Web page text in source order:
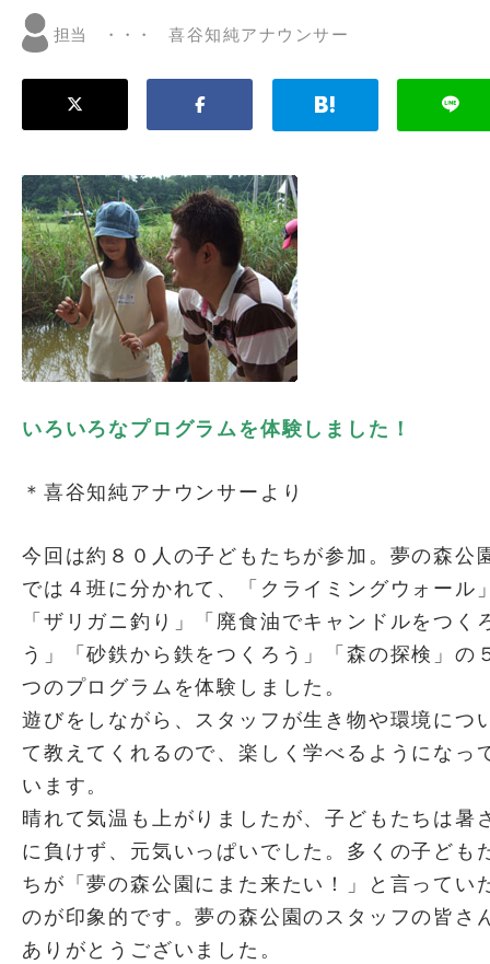
担当 喜谷知純アナウンサー
いろいろなプログラムを体験しました！
＊喜谷知純アナウンサーより
今回は約８０人の子どもたちが参加。夢の森公
では４班に分かれて、「クライミングウォール
「ザリガニ釣り」「廃食油でキャンドルをつく
う」「砂鉄から鉄をつくろう」「森の探検」の
つのプログラムを体験しました。
遊びをしながら、スタッフが生き物や環境につ
て教えてくれるので、楽しく学べるようになっ
います。
晴れて気温も上がりましたが、子どもたちは暑
に負けず、元気いっぱいでした。多くの子ども
ちが「夢の森公園にまた来たい！」と言ってい
のが印象的です。夢の森公園のスタッフの皆さ
ありがとうございました。